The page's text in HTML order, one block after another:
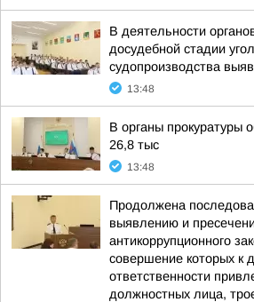
В деятельности
досудебной стадии
судопроизводства
13:48
В органы прокуратуры
26,8 тыс
13:48
Продолжена
выявлению и
антикоррупционного
совершение которых к
ответственности
должностных лица,